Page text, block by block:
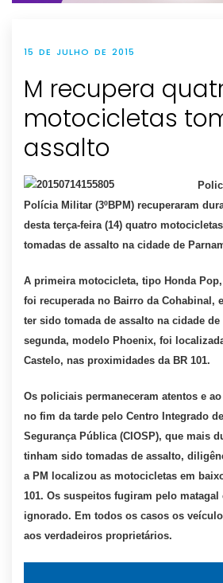
15 DE JULHO DE 2015
M recupera
motocicletas
Polícia Militar (3ºBPM) recuperaram
desta terça-feira (14) quatro
tomadas de assalto na cidade de
A primeira motocicleta, tipo Honda
foi recuperada no Bairro da Cohabinal,
ter sido tomada de assalto na cidade
segunda, modelo Phoenix, foi
Castelo, nas proximidades da BR 101.
Os policiais permaneceram atentos e
no fim da tarde pelo Centro Integrado
Segurança Pública (CIOSP), que mais
tinham sido tomadas de assalto,
a PM localizou as motocicletas em
101. Os suspeitos fugiram pelo
ignorado. Em todos os casos os
aos verdadeiros proprietários.